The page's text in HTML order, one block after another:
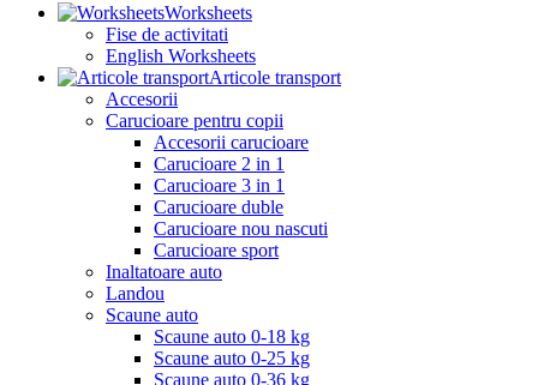
Worksheets
Fise de activitati
English Worksheets
Articole transport
Accesorii
Carucioare pentru copii
Accesorii carucioare
Carucioare 2 in 1
Carucioare 3 in 1
Carucioare duble
Carucioare nou nascuti
Carucioare sport
Inaltatoare auto
Landou
Scaune auto
Scaune auto 0-18 kg
Scaune auto 0-25 kg
Scaune auto 0-36 kg